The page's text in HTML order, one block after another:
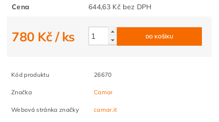
Cena 644,63 Kč bez DPH
780 Kč/ ks
Kód produktu 26670
Značka Camar
Webová stránka značky camar.it